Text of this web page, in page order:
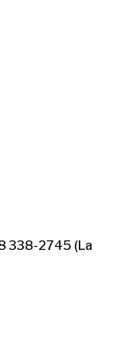
338-2745 (La